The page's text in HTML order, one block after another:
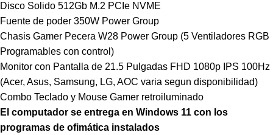
Disco Solido 512Gb M.2 PCIe NVME
Fuente de poder 350W Power Group
Chasis Gamer Pecera W28 Power Group (5 Ventiladores RGB
Programables con control)
Monitor con Pantalla de 21.5 Pulgadas FHD 1080p IPS 100Hz
(Acer, Asus, Samsung, LG, AOC varia segun disponibilidad)
Combo Teclado y Mouse Gamer retroiluminado
El computador se entrega en Windows 11 con los
programas de ofimática instalados